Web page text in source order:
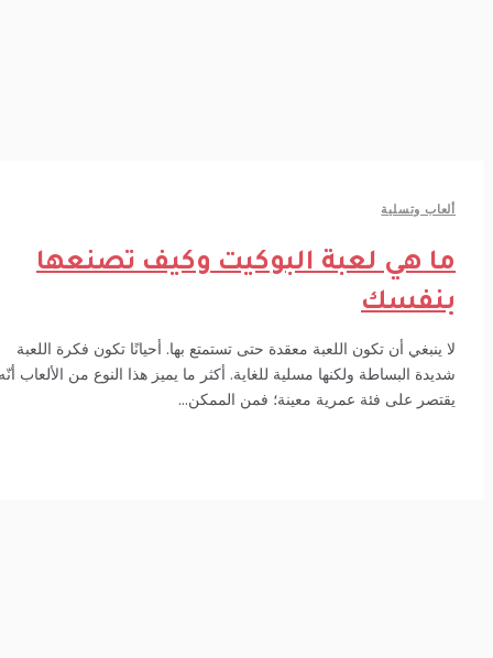
وتسلية
هي لعبة البوكيت وكيف تصنعها
ينبغي أن تكون اللعبة معقدة حتى تستمتع بها. أحيانًا تكون فكرة اللعبة
البساطة ولكنها مسلية للغاية. أكثر ما يميز هذا النوع من الألعاب أنّه لا
على فئة عمرية معينة؛ فمن الممكن...